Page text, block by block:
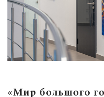
«Мир большого